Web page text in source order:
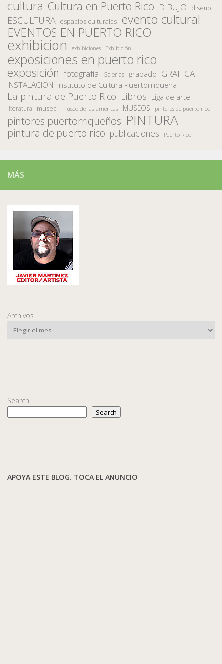
cultura Cultura en Puerto Rico DIBUJO diseño
ESCULTURA espacios culturales evento cultural
EVENTOS EN PUERTO RICO
exhibicion exhibiciones Exhibición
exposiciones en puerto rico
exposición fotografía Galerias grabado GRAFICA
INSTALACION Instituto de Cultura Puertorriqueña
La pintura de Puerto Rico Libros Liga de arte
literatura museo museo de las americas MUSEOS pintores de puerto rico
pintores puertorriqueños PINTURA
pintura de puerto rico publicaciones Puerto Rico
MÁS
Archivos
Search
Search
APOYA ESTE BLOG. TOCA EL ANUNCIO